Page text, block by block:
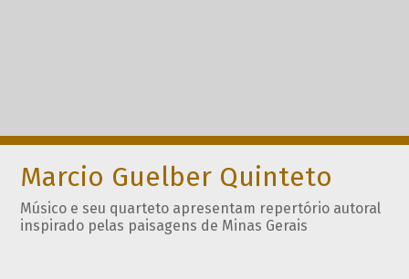
Marcio Guelber Quinteto
Músico e seu quarteto apresentam repertório autoral
inspirado pelas paisagens de Minas Gerais